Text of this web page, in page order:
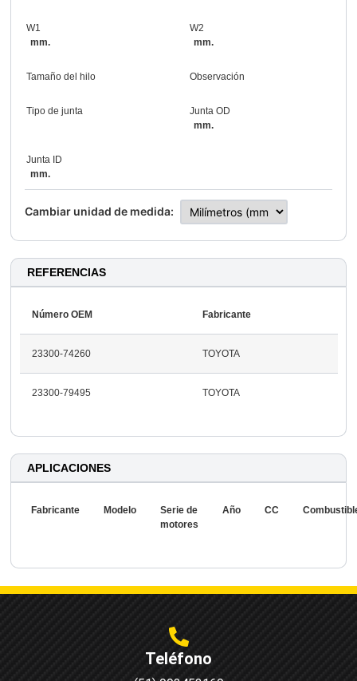
W1
mm.
W2
mm.
Tamaño del hilo Observación
Tipo de junta
Junta OD
mm.
Junta ID
mm.
Cambiar unidad de medida:
REFERENCIAS
Número OEM Fabricante
23300-74260 TOYOTA
23300-79495 TOYOTA
APLICACIONES
Fabricante Modelo
Serie de
motores
Año CC
Teléfono